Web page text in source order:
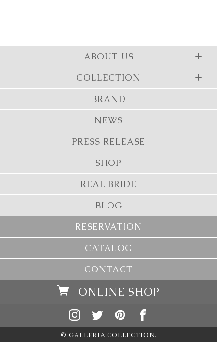
ABOUT US
COLLECTION
BRAND
NEWS
PRESS RELEASE
SHOP
REAL BRIDE
BLOG
RESERVATION
CATALOG
CONTACT
ONLINE SHOP
© GALLERIA COLLECTION.